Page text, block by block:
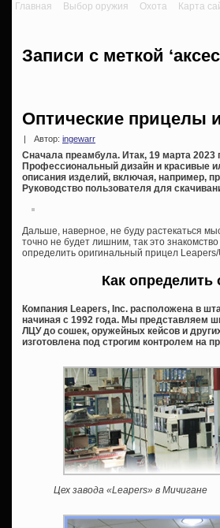
Главная Выбор оружия Охота Карта
Записи с меткой
Оптические прицелы
Автор: ingewarr
Сначала преамбула. Итак, 19 марта 2023
Профессиональный дизайн и красивые
описания изделий, включая, например,
Руководство пользователя для
Дальше, наверное, не буду растекаться
точно не будет лишним, так это
определить оригинальный прицел Leapers/
Как
Компания Leapers, Inc. расположена в
начиная с 1992 года. Мы представляем
ЛЦУ до сошек, оружейных кейсов и
изготовлена под строгим контролем на
Цех завода «Leapers» в Мичигане